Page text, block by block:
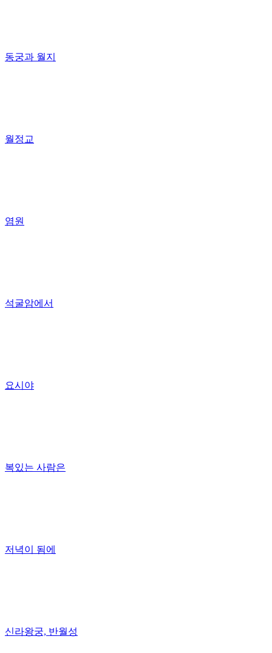
동궁과 월지
월정교
염원
석굴암에서
요시야
복있는 사람은
저녁이 됨에
신라왕궁, 반월성